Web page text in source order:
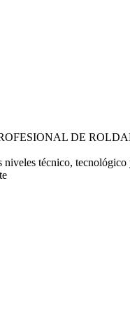
DE
técnico,